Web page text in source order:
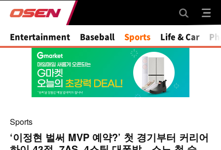
Mute
Entertainment Baseball Sports Life & Car
Sports
‘이정현 벌써 MVP 예약?’ 첫 경기부터 커리어